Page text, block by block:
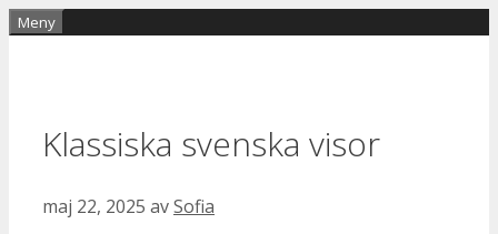
Hoppa
Meny
Klassiska svenska visor
maj 22, 2025 avSofia